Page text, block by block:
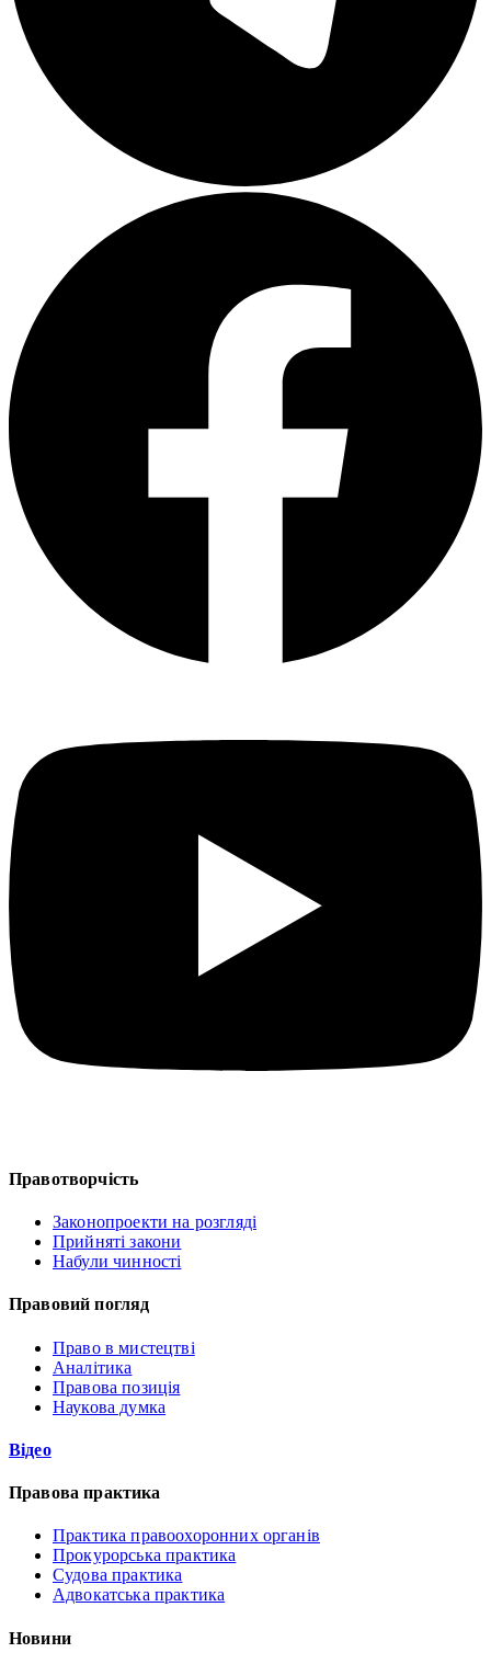
Правотворчість
Законопроекти на розгляді
Прийняті закони
Набули чинності
Правовий погляд
Право в мистецтві
Аналітика
Правова позиція
Наукова думка
Відео
Правова практика
Практика правоохоронних органів
Прокурорська практика
Судова практика
Адвокатська практика
Новини